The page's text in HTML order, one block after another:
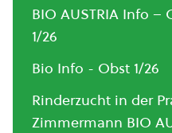
BIO AUSTRIA Info
1/26
Bio Info - Obst 1/26
Rinderzucht in der
Zimmermann BIO